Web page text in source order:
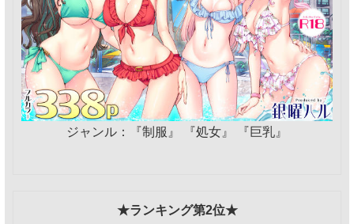
ジャンル：『制服』 『処女』 『巨乳』
★ランキング第2位★